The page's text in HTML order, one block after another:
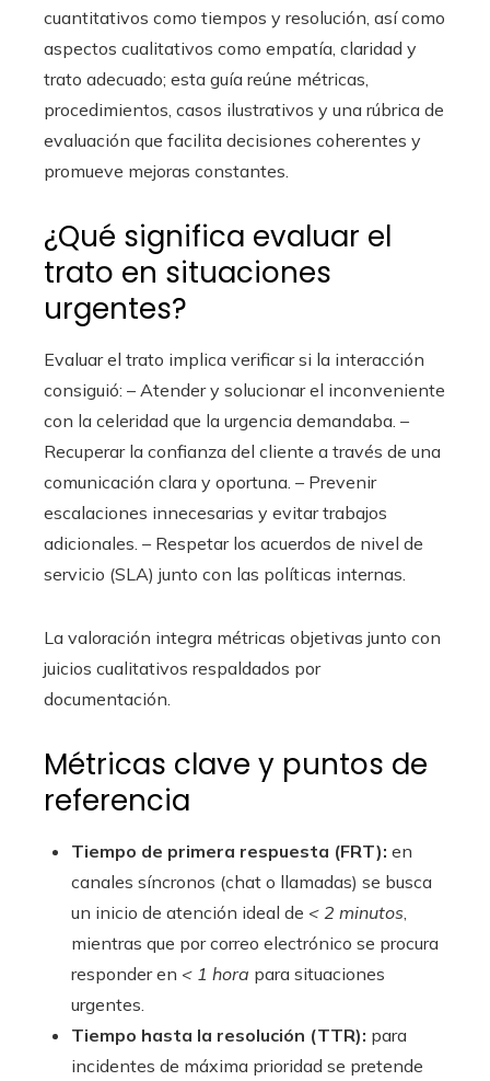
cuantitativos como tiempos y resolución, así como
aspectos cualitativos como empatía, claridad y
trato adecuado; esta guía reúne métricas,
procedimientos, casos ilustrativos y una rúbrica de
evaluación que facilita decisiones coherentes y
promueve mejoras constantes.
¿Qué significa evaluar el
trato en situaciones
urgentes?
Evaluar el trato implica verificar si la interacción
consiguió: – Atender y solucionar el inconveniente
con la celeridad que la urgencia demandaba. –
Recuperar la confianza del cliente a través de una
comunicación clara y oportuna. – Prevenir
escalaciones innecesarias y evitar trabajos
adicionales. – Respetar los acuerdos de nivel de
servicio (SLA) junto con las políticas internas.
La valoración integra métricas objetivas junto con
juicios cualitativos respaldados por
documentación.
Métricas clave y puntos de
referencia
Tiempo de primera respuesta (FRT): en
canales síncronos (chat o llamadas) se busca
un inicio de atención ideal de < 2 minutos,
mientras que por correo electrónico se procura
responder en < 1 hora para situaciones
urgentes.
Tiempo hasta la resolución (TTR): para
incidentes de máxima prioridad se pretende